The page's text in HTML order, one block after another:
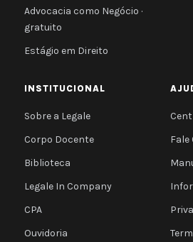
Advocacia como Negócio ·
gratuito
Estágio em Direito
INSTITUCIONAL
Sobre a Legale
Corpo Docente
Biblioteca
Legale In Company
CPA
Ouvidoria
Fale